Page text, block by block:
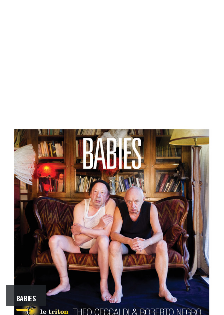
BABIES